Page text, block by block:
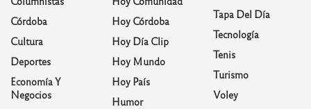
Córdoba
Cultura
Deportes
Economía Y
Negocios
Hoy Córdoba
Hoy Día Clip
Hoy Mundo
Hoy País
Humor
Tapa Del Día
Tecnología
Tenis
Turismo
Voley